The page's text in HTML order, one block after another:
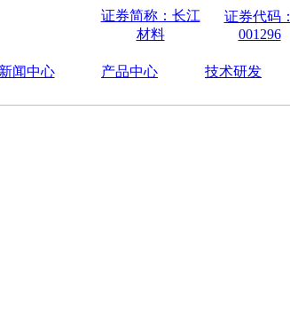
证券简称：长江
材料
证券代码：
001296
新闻中心 产品中心 技术研发